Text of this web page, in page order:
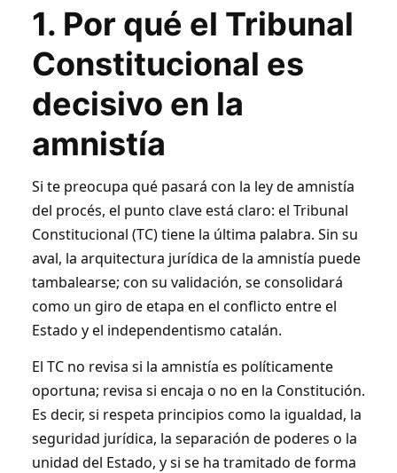
Análisis político y jurídico
La ley de amnistía coloca al Tribunal
Constitucional en el centro del tablero.
Entender qué puede decidir y qué
escenarios abre es clave para anticipar el
futuro político y judicial del procés.
1. Por qué el Tribunal
Constitucional es
decisivo en la
amnistía
Si te preocupa qué pasará con la ley de amnistía
del procés, el punto clave está claro: el Tribunal
Constitucional (TC) tiene la última palabra. Sin su
aval, la arquitectura jurídica de la amnistía puede
tambalearse; con su validación, se consolidará
como un giro de etapa en el conflicto entre el
Estado y el independentismo catalán.
El TC no revisa si la amnistía es políticamente
oportuna; revisa si encaja o no en la Constitución.
Es decir, si respeta principios como la igualdad, la
seguridad jurídica, la separación de poderes o la
unidad del Estado, y si se ha tramitado de forma